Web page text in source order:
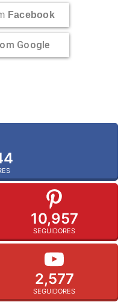
Facebook
Google
10,957
SEGUIDORES
2,577
SEGUIDORES